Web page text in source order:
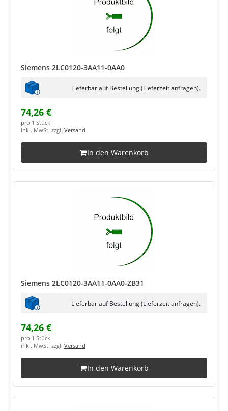
Siemens 2LC0120-3AA11-0AA0
Lieferbar auf Bestellung (Lieferzeit anfragen).
74,26 €
pro 1 Stück
inkl. MwSt. zzgl. Versand
In den Warenkorb
Siemens 2LC0120-3AA11-0AA0-ZB31
Lieferbar auf Bestellung (Lieferzeit anfragen).
74,26 €
pro 1 Stück
inkl. MwSt. zzgl. Versand
In den Warenkorb